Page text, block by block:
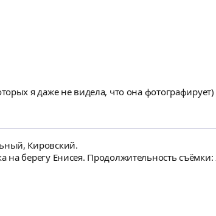
я даже не видела, что она
Кировский.
берегу Енисея. Продолжительность съёмки: